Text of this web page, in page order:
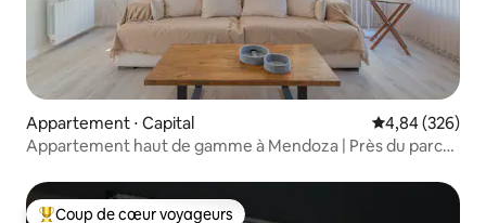
Appartement ⋅ Capital Évaluation
4,84 (326)
Appartement haut de gamme à Mendoza | Près du parc
Coup de cœur voyageurs